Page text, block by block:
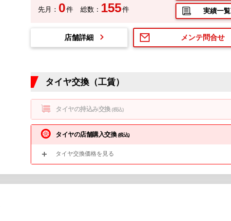
先月： 0件 総数： 155件 実績一覧
メンテ問合せ
店舗詳細
タイヤ交換（工賃）
タイヤの持込み交換(税込)
タイヤの店舗購入交換(税込)
タイヤ交換価格を見る